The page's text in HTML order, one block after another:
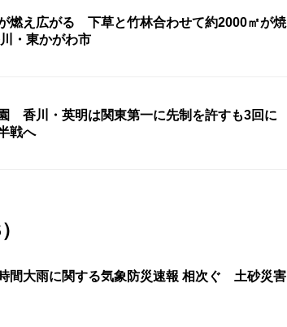
燃え広がる 下草と竹林合わせて約2000㎡が焼
・東かがわ市
香川・英明は関東第一に先制を許すも3回に
戦へ
間大雨に関する気象防災速報 相次ぐ 土砂災害